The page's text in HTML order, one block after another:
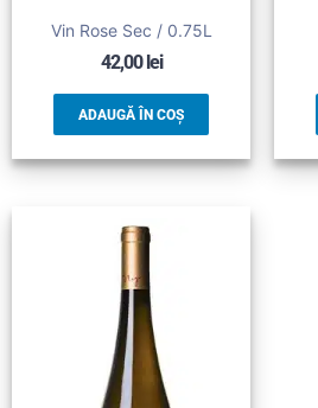
Vin Rose Sec / 0.75L
42,00lei
ADAUGĂ ÎN COȘ